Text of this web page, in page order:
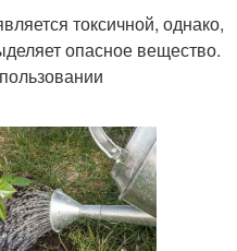
токсичной, однако,
опасное вещество.